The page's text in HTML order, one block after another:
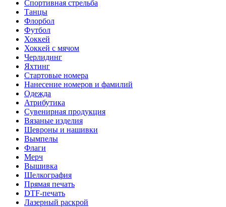
Спортивная стрельба
Танцы
Флорбол
Футбол
Хоккей
Хоккей с мячом
Черлидинг
Яхтинг
Стартовые номера
Нанесение номеров и фамилий
Одежда
Атрибутика
Сувенирная продукция
Вязаные изделия
Шевроны и нашивки
Вымпелы
Флаги
Мерч
Вышивка
Шелкография
Прямая печать
DTF-печать
Лазерный раскрой